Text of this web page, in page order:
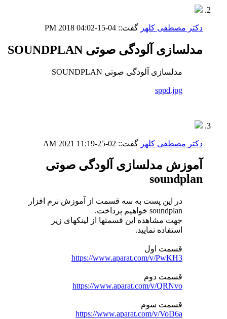
دکتر مصطفی کلهر گفت:: 04-15-2018
04:02 PM
مدلسازی آلودگی صوتی SOUNDPLAN
مدلسازی آلودگی صوتی SOUNDPLAN
sppd.jpg
دکتر مصطفی کلهر گفت:: 02-25-2021
11:19 AM
آموزش مدلسازی آلودگی صوتی
soundplan
در این پست به سه قسمت از آموزش نرم افزار
soundplan خواهیم پرداخت.
جهت مشاهده این قسمتها از لینکهای زیر
استفاده نمایید.
قسمت اول
https://www.aparat.com/v/PwKH3
قسمت دوم
https://www.aparat.com/v/QRNvo
قسمت سوم
https://www.aparat.com/v/VoD6a